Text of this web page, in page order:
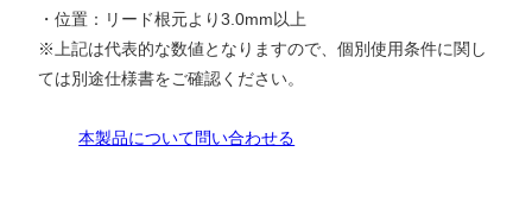
・位置：リード根元より3.0mm以上
※上記は代表的な数値となりますので、個別使用条件に関し
ては別途仕様書をご確認ください。
本製品について問い合わせる